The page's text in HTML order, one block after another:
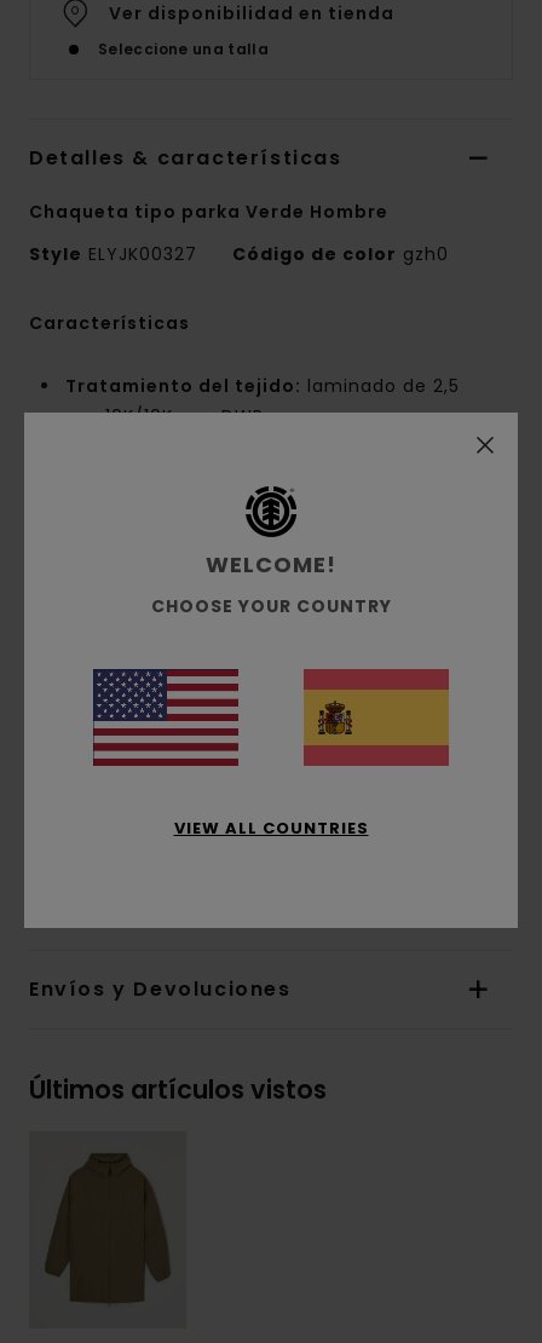
Ver disponibilidad en tienda
Seleccione una talla
Detalles & características
Chaqueta tipo parka Verde Hombre
Style ELYJK00327 Código de color gzh0
Características
Tratamiento del tejido: laminado de 2,5
capas 10K/10K con DWR
poliéster reciclado GRS
Confección del tejido:tejido ripstop [137
corte relajado
protección
Bolsillos:bolsillos con solapa de protección
Capucha:capucha con borde de Lycra
Envíos y Devoluciones
Últimos artículos vistos
WELCOME!
CHOOSE YOUR COUNTRY
VIEW ALL COUNTRIES